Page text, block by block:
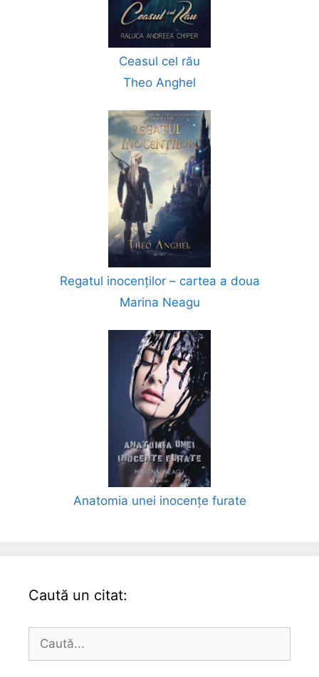
Ceasul cel rău
Theo Anghel
Regatul inocenților – cartea a doua
Marina Neagu
Anatomia unei inocențe furate
Caută un citat:
Caută